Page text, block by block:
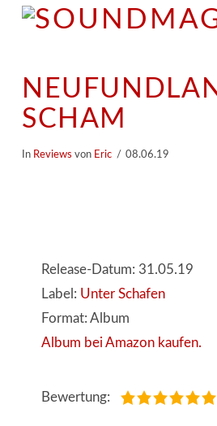
SCHAM
In Reviews von Eric 08.06.19
Release-Datum: 31.05.19
Label: Unter Schafen
Format: Album
Album bei Amazon kaufen.
Bewertung: